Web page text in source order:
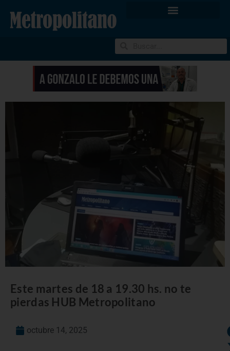
Este martes de 18 a 19.30 hs. no te
pierdas HUB Metropolitano
octubre 14, 2025